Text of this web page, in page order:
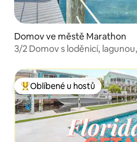
Domov ve městě Marathon
3/2 Domov s loděnicí,
Nejlepší v kategorii Oblíbené
Oblíbené u hostů